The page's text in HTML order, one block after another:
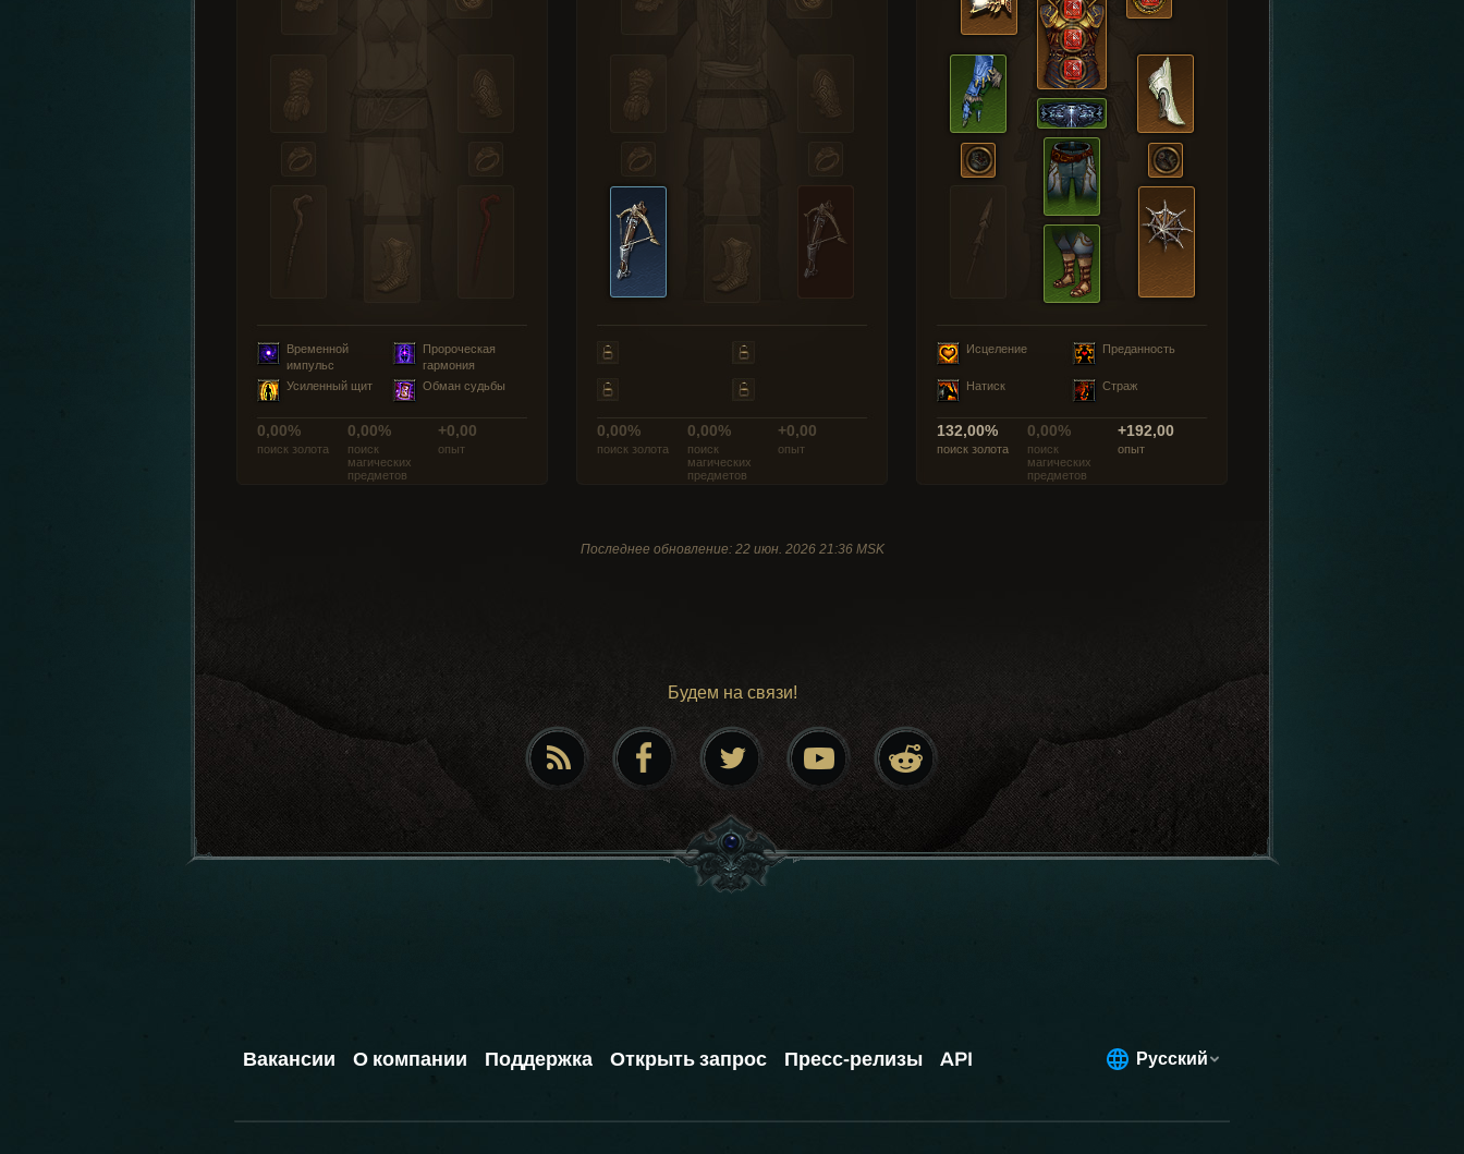
Временной
импульс
Пророческая
гармония
Усиленный щит
Обман судьбы
0,00%
поиск золота
0,00%
поиск
магических
предметов
+0,00
опыт
0,00%
поиск золота
0,00%
поиск
магических
предметов
+0,00
опыт
Исцеление Преданность
Натиск Страж
132,00%
поиск золота
0,00%
поиск
магических
предметов
+192,00
опыт
Последнее обновление: 22 июн. 2026 21:36 MSK
Будем на связи!